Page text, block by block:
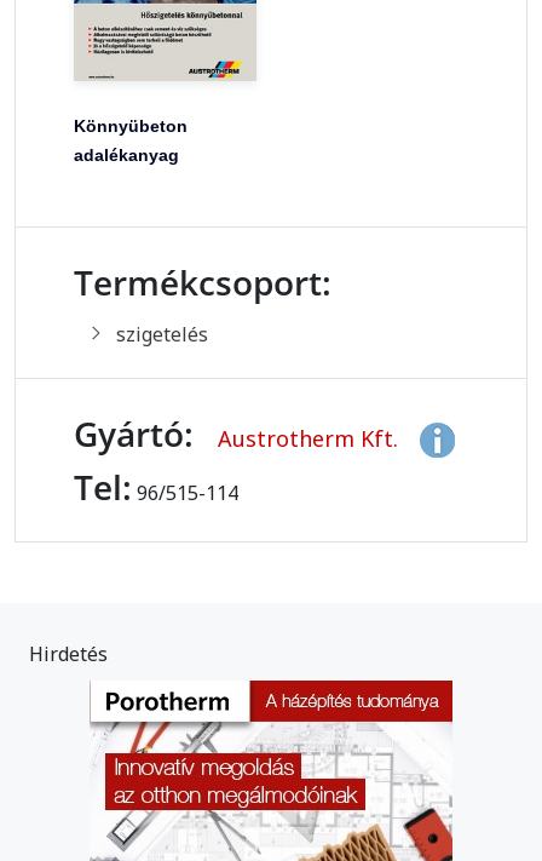
Könnyübeton
adalékanyag
Termékcsoport:
szigetelés
Gyártó: Austrotherm Kft.
Tel: 96/515-114
Hirdetés